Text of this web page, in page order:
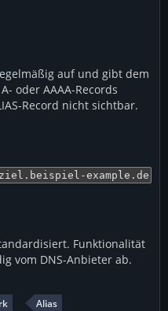
auf und gibt dem
oder AAAA-Records
Record nicht sichtbar.
example.de
Funktionalität
vom DNS-Anbieter ab.
Alias